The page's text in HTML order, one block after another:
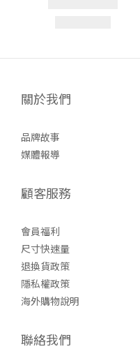
關於我們
品牌故事
媒體報導
顧客服務
會員福利
尺寸快速量
退換貨政策
隱私權政策
海外購物說明
聯絡我們